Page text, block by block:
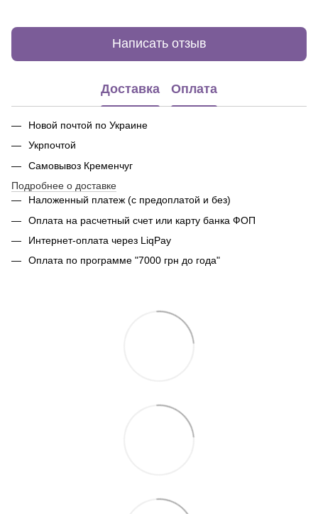
Написать отзыв
Доставка Оплата
Новой почтой по Украине
Укрпочтой
Самовывоз Кременчуг
Подробнее о доставке
Наложенный платеж (с предоплатой и без)
Оплата на расчетный счет или карту банка ФОП
Интернет-оплата через LiqPay
Оплата по программе "7000 грн до года"